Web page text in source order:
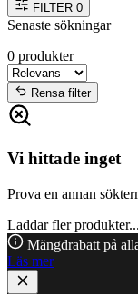
FILTER 0
Senaste sökningar
0 produkter
Rensa filter
Vi hittade inget
Prova en annan
Laddar fler produkter...
Mängdrabatt på
Läs mer